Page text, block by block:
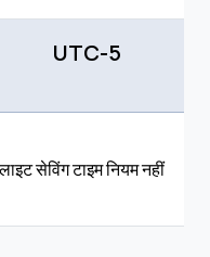
UTC-5
सेविंग टाइम नियम नहीं